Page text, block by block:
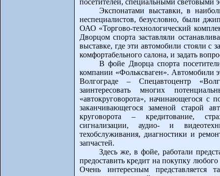
посетителей, специальными световыми
Экспонатами выставки, в
неспециалистов, безусловно, были
ОАО «Торгово-технологический
Дворцом спорта заставляли
выставке, где эти автомобили стояли
комфортабельного салона, и задать
В фойе Дворца спорта
компании «Фольксваген». Автомобили
Волгограде – Спецавтоцентр
заинтересовать многих
«автокруговорота», начинающегося с
заканчивающегося заменой старой
круговорота – кредитование,
сигнализации, аудио- и
техобслуживания, диагностики и
запчастей.
Здесь же, в фойе, работали
предоставить кредит на покупку
Очень интересным представляется